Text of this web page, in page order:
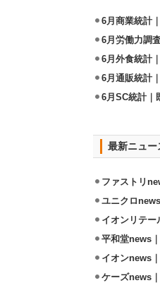
6月商業統計
6月労働力調
6月外食統計
6月通販統計
6月SC統計｜
最新ニュー
ファストリ
ユニクロ
イオンリテー
平和堂news
イオンnews
ケーズnews